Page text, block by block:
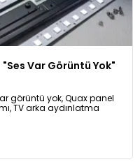
Var Görüntü Yok"
görüntü yok, Quax panel
TV arka aydınlatma